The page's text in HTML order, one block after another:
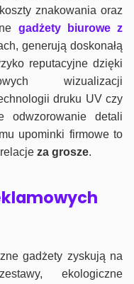
znakowania oraz
gadżety biurowe z
generują doskonałą
reputacyjne dzięki
wizualizacji
druku UV czy
odwzorowanie detali
upominki firmowe to
za grosze.
gadżety zyskują na
ekologiczne